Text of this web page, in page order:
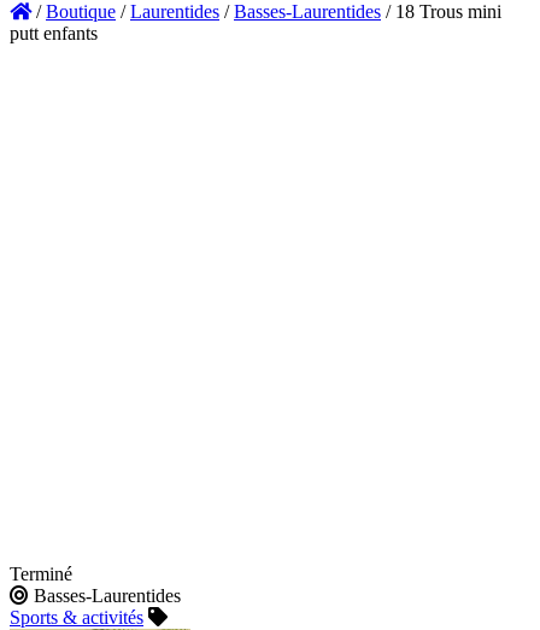
/Boutique /Laurentides /Basses-Laurentides / 18 Trous mini
putt enfants
Terminé
Basses-Laurentides
Sports & activités